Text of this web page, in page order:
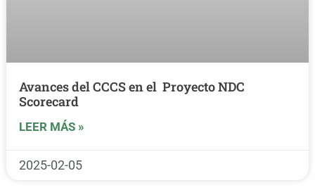
Avances del CCCS en el Proyecto NDC
Scorecard
LEER MÁS »
2025-02-05